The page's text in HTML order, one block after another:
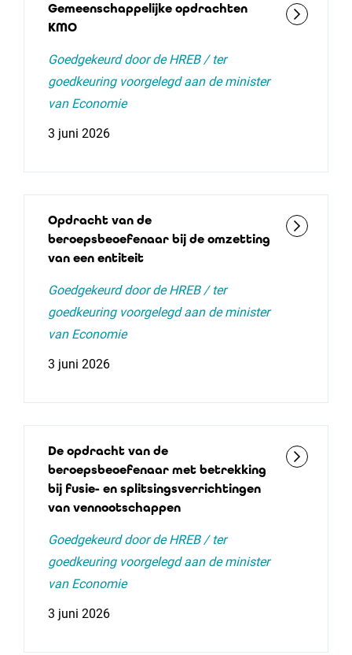
Gemeenschappelijke opdrachten
KMO
Goedgekeurd door de HREB / ter
goedkeuring voorgelegd aan de minister
van Economie
3 juni 2026
Opdracht van de
beroepsbeoefenaar bij de omzetting
van een entiteit
Goedgekeurd door de HREB / ter
goedkeuring voorgelegd aan de minister
van Economie
3 juni 2026
De opdracht van de
beroepsbeoefenaar met betrekking
bij fusie- en splitsingsverrichtingen
van vennootschappen
Goedgekeurd door de HREB / ter
goedkeuring voorgelegd aan de minister
van Economie
3 juni 2026